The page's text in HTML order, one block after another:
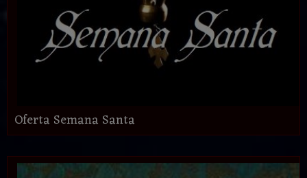
Oferta Semana Santa